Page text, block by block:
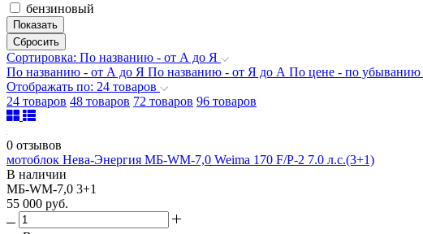
бензиновый
Сортировка: По названию - от А до Я
По названию - от А до Я По названию - от Я до А По цене - по убыванию
Отображать по: 24 товаров
24 товаров 48 товаров 72 товаров 96 товаров
0 отзывов
мотоблок Нева-Энергия МБ-WM-7,0 Weima 170 F/P-2 7.0 л.с.(3+1)
В наличии
МБ-WM-7,0 3+1
55 000 руб.